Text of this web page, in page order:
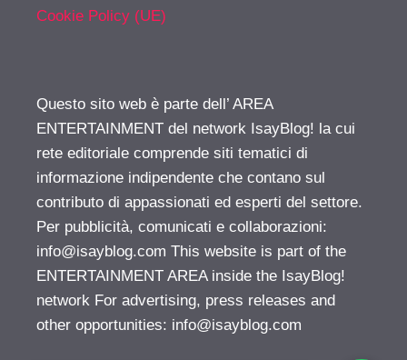
Cookie Policy (UE)
Questo sito web è parte dell’ AREA
ENTERTAINMENT del network IsayBlog! la cui
rete editoriale comprende siti tematici di
informazione indipendente che contano sul
contributo di appassionati ed esperti del settore.
Per pubblicità, comunicati e collaborazioni:
info@isayblog.com This website is part of the
ENTERTAINMENT AREA inside the IsayBlog!
network For advertising, press releases and
other opportunities: info@isayblog.com